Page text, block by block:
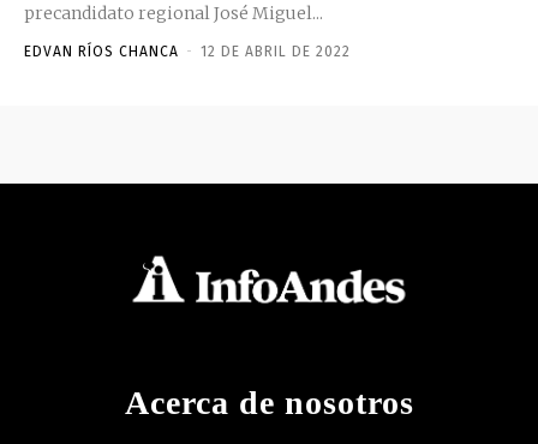
precandidato regional José Miguel...
EDVAN RÍOS CHANCA - 12 DE ABRIL DE 2022
Acerca de nosotros